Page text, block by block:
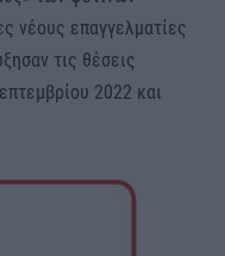
νέους επαγγελματίες
τις θέσεις
2022 και